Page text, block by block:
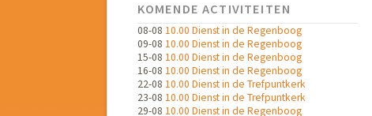
KOMENDE ACTIVITEITEN
08-08 10.00 Dienst in de Regenboog
09-08 10.00 Dienst in de Regenboog
15-08 10.00 Dienst in de Regenboog
16-08 10.00 Dienst in de Regenboog
22-08 10.00 Dienst in de Trefpuntkerk
23-08 10.00 Dienst in de Trefpuntkerk
29-08 10.00 Dienst in de Regenboog